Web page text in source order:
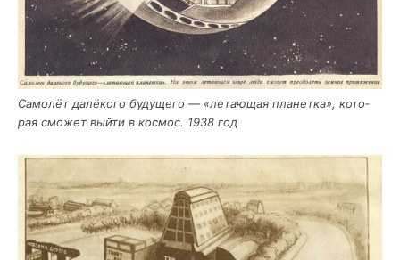
Само­лёт далё­ко­го буду­ще­го — «лета­ю­щая пла­нет­ка», кото­
рая смо­жет вый­ти в кос­мос. 1938 год